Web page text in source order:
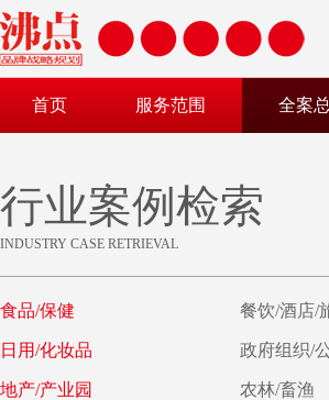
首页 服务范围 全案
行业案例检索
INDUSTRY CASE RETRIEVAL
食品/保健 餐饮/酒店/
日用/化妆品 政府组织/
地产/产业园 农林/畜渔